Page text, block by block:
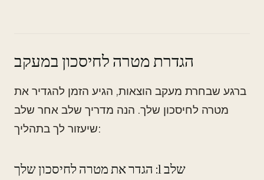
הגדרת מטרה לחיסכון במעקב
ברגע שבחרת מעקב הוצאות, הגיע הזמן להגדיר את
מטרה לחיסכון שלך. הנה מדריך שלב אחר שלב
שיעזור לך בתהליך:
שלב 1: הגדר את מטרה לחיסכון שלך